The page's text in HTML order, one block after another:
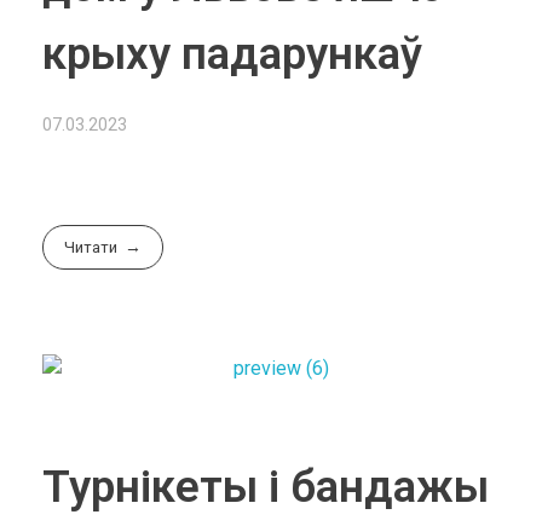
крыху падарункаў
07.03.2023
Читати
Турнікеты і бандажы